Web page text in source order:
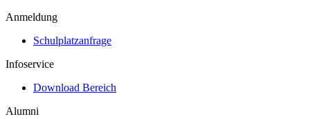
Anmeldung
Schulplatzanfrage
Infoservice
Download Bereich
Alumni